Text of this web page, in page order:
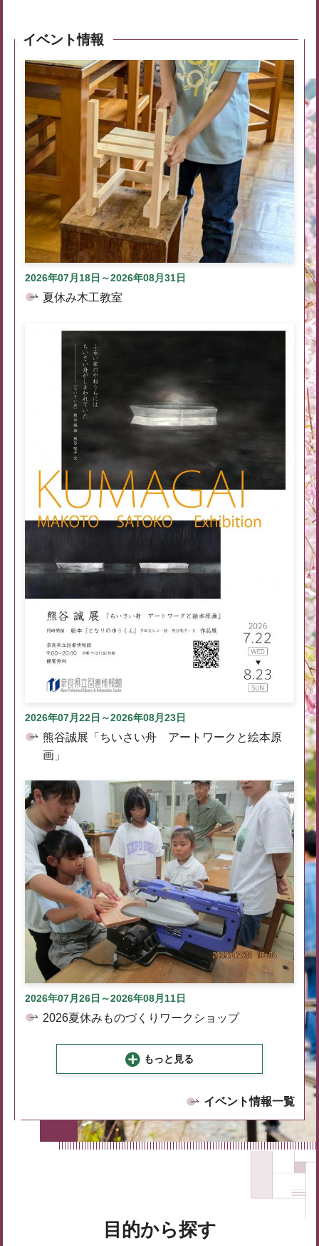
イベント情報
2026年07月18日～2026年08月31日
夏休み木工教室
2026年07月22日～2026年08月23日
熊谷誠展「ちいさい舟 アートワークと絵本原
画」
2026年07月26日～2026年08月11日
2026夏休みものづくりワークショップ
もっと見る
イベント情報一覧
目的から探す